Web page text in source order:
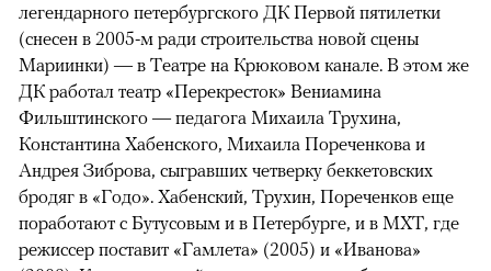
легендарного петербургского ДК Первой пятилетки
(снесен в 2005-м ради строительства новой сцены
Мариинки) — в Театре на Крюковом канале. В этом же
ДК работал театр «Перекресток» Вениамина
Фильштинского — педагога Михаила Трухина,
Константина Хабенского, Михаила Пореченкова и
Андрея Зиброва, сыгравших четверку беккетовских
бродяг в «Годо». Хабенский, Трухин, Пореченков еще
поработают с Бутусовым и в Петербурге, и в МХТ, где
режиссер поставит «Гамлета» (2005) и «Иванова»